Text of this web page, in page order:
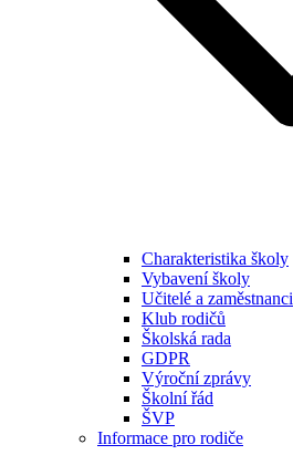
Charakteristika školy
Vybavení školy
Učitelé a zaměstnanci
Klub rodičů
Školská rada
GDPR
Výroční zprávy
Školní řád
ŠVP
Informace pro rodiče